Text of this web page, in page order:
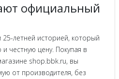
официальный
летней историей, который
и честную цену. Покупая в
shop.bbk.ru, вы
от производителя, без